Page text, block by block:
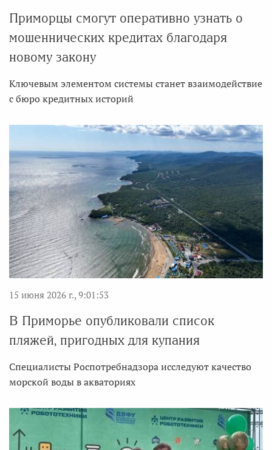
Приморцы смогут оперативно узнать о
мошеннических кредитах благодаря
новому закону
Ключевым элементом системы станет взаимодействие
с бюро кредитных историй
15 июня 2026 г., 9:01:53
В Приморье опубликовали список
пляжей, пригодных для купания
Специалисты Роспотребнадзора исследуют качество
морской воды в акваториях